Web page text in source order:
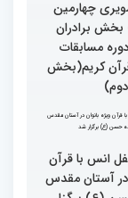
بخش برادران
مسابقات
قرآن کریم(بخش